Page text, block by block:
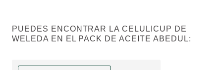
PUEDES ENCONTRAR LA CELULICUP DE
WELEDA EN EL PACK DE ACEITE ABEDUL: